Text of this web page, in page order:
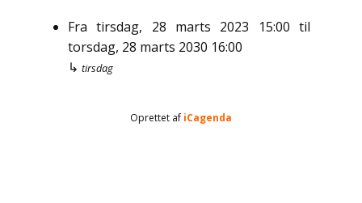
Fra tirsdag, 28 marts 2023 15:00 til
torsdag, 28 marts 2030 16:00
↳ tirsdag
Oprettet af iCagenda